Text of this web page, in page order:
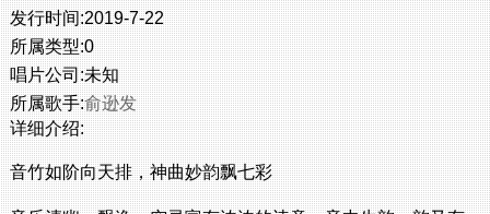
发行时间:2019-7-22
所属类型:0
唱片公司:未知
所属歌手:俞逊发
详细介绍:
音竹如阶向天排，神曲妙韵飘七彩